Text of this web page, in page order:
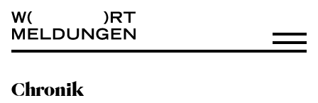
Wortmeldungen
Chronik